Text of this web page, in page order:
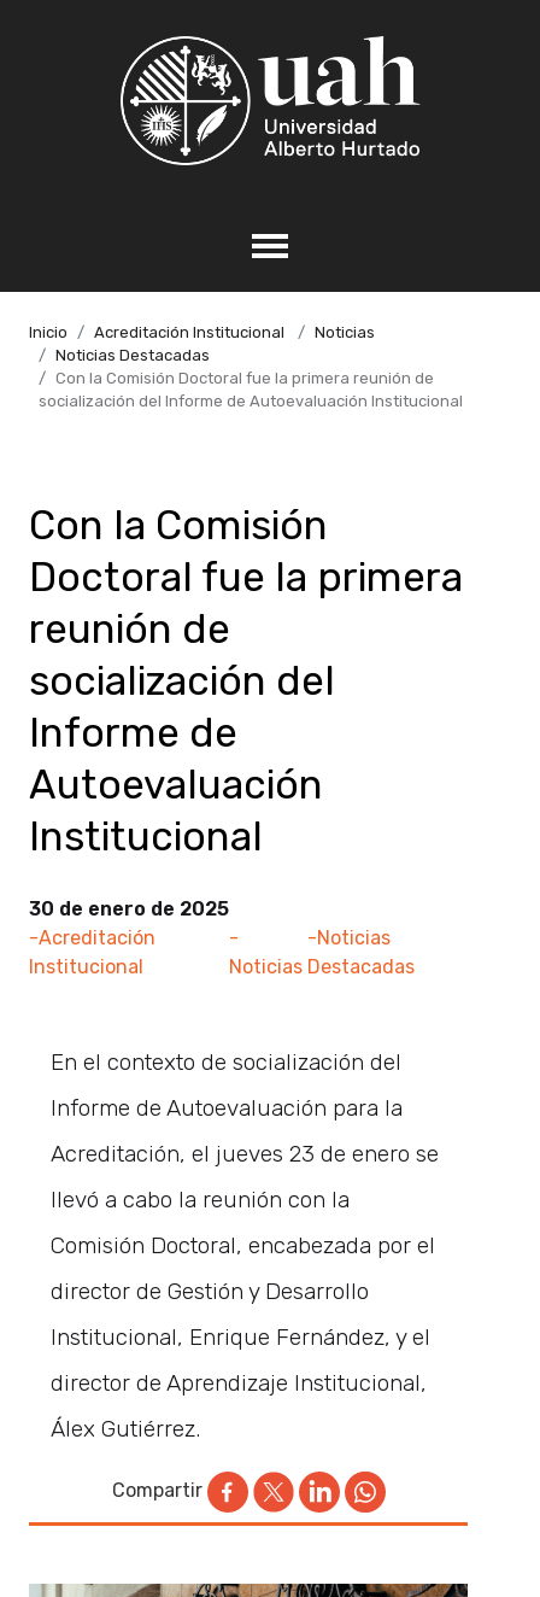
Inicio Acreditación Institucional
Noticias
Noticias Destacadas
Con la Comisión Doctoral fue la primera reunión de
socialización del Informe de Autoevaluación Institucional
Con la Comisión
Doctoral fue la primera
reunión de
socialización del
Informe de
Autoevaluación
Institucional
30 de enero de 2025
-Acreditación
Institucional
-
Noticias
-Noticias
Destacadas
En el contexto de socialización del
Informe de Autoevaluación para la
Acreditación, el jueves 23 de enero se
llevó a cabo la reunión con la
Comisión Doctoral, encabezada por el
director de Gestión y Desarrollo
Institucional, Enrique Fernández, y el
director de Aprendizaje Institucional,
Álex Gutiérrez.
Compartir